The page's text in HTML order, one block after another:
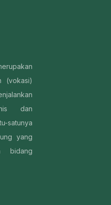
(vokasi)
dan
satunya
yang
bidang